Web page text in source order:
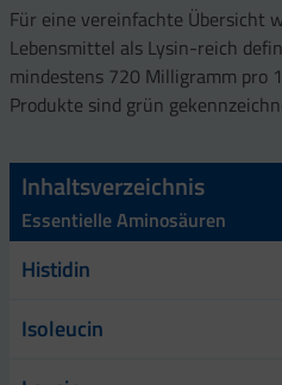
Für eine vereinfachte Übersicht
Lebensmittel als Lysin-reich
mindestens 720 Milligramm pro
Produkte sind grün
Inhaltsverzeichnis
Essentielle Aminosäuren
Histidin
Isoleucin